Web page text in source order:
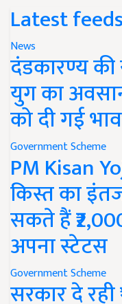
Latest feeds
News
दंडकारण्य
युग का
को दी गई
Government Scheme
PM Kisan
किस्त का
सकते हैं
अपना स्टेटस
Government Scheme
सरकार दे रही